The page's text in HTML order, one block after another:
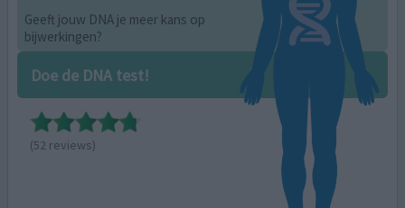
Geeft jouw DNA je meer kans op
bijwerkingen?
Doe de DNA test!
(52 reviews)